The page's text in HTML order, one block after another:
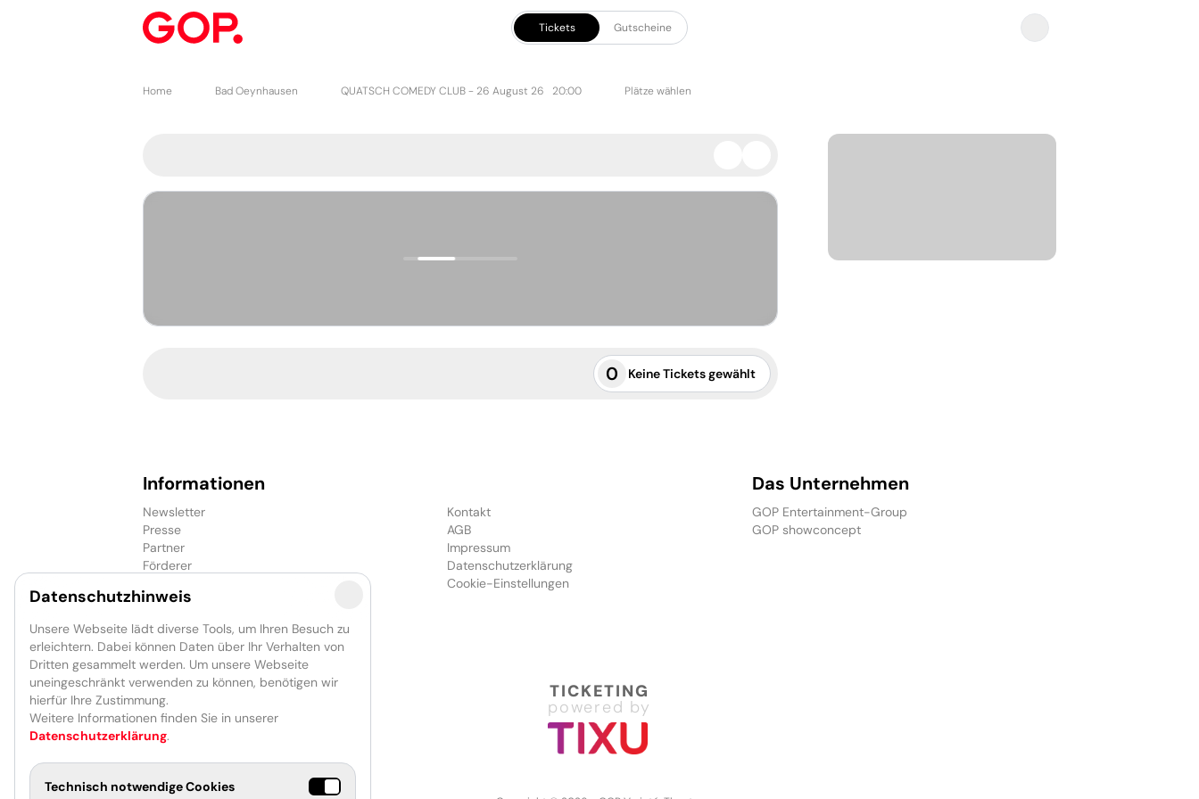
Tickets Gutscheine
Plätze wählen
QUATSCH COMEDY CLUB - 26 August 26 20:00
Bad Oeynhausen
Home
Zurücksetzen
0 Keine Tickets gewählt
Informationen
Newsletter
Presse
Partner
Förderer
Kontakt
AGB
Impressum
Datenschutzerklärung
Cookie-Einstellungen
Das Unternehmen
GOP Entertainment-Group
GOP showconcept
TICKETING
powered by
Datenschutzhinweis
Unsere Webseite lädt diverse Tools, um Ihren Besuch zu
erleichtern. Dabei können Daten über Ihr Verhalten von
Dritten gesammelt werden. Um unsere Webseite
uneingeschränkt verwenden zu können, benötigen wir
hierfür Ihre Zustimmung.
Weitere Informationen finden Sie in unserer
Datenschutzerklärung.
Technisch notwendige Cookies